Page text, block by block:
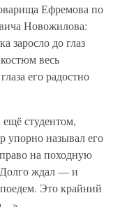
Ефремова по
Новожилова:
заросло до глаз
весь
его радостно
студентом,
упорно называл его
на походную
Долго ждал — и
Это крайний